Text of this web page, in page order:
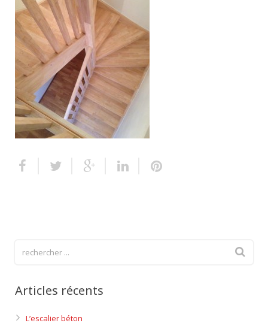
Escalier extérieur
Finitions pour escalier
Articles récents
L’escalier béton